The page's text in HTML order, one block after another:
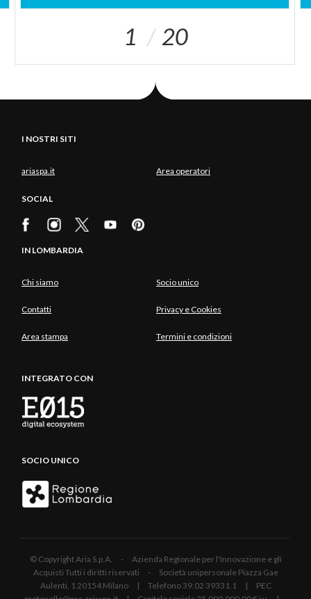
1 20
I NOSTRI SITI
ariaspa.it Area operatori
SOCIAL
IN LOMBARDIA
Chi siamo Socio unico
Contatti Privacy e Cookies
Area stampa Termini e condizioni
INTEGRATO CON
SOCIO UNICO
© Copyright Aria S.p.A. - Azienda Regionale per l'Innovazione e gli
Acquisti Tutti i diritti riservati - Società unipersonale Piazza Gae
Aulenti, 1 20154 Milano | Telefono 39.02 39331.1 | PEC